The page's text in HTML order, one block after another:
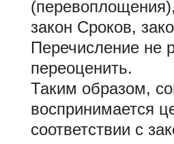
закон Сроков,
Перечисление не
переоценить.
Таким образом,
воспринимается
соответствии с